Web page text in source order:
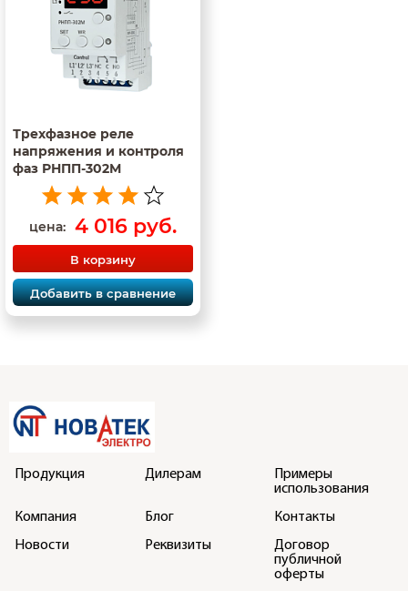
Трехфазное реле
напряжения и контроля
фаз РНПП-302М
цена: 4 016 руб.
В корзину
Добавить в сравнение
Продукция Дилерам
Примеры
использования
Компания
Блог
Контакты
Новости
Реквизиты
Договор
публичной
оферты